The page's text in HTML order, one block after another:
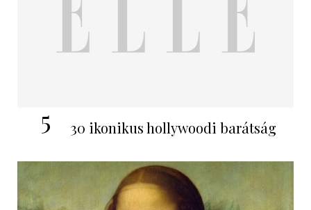
5 30 ikonikus hollywoodi barátság